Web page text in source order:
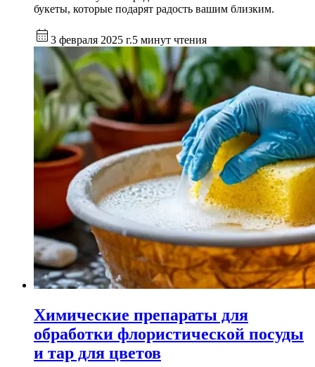
букеты, которые подарят радость вашим близким.
3 февраля 2025 г.5 минут чтения
Химические препараты для
обработки флористической посуды
и тар для цветов